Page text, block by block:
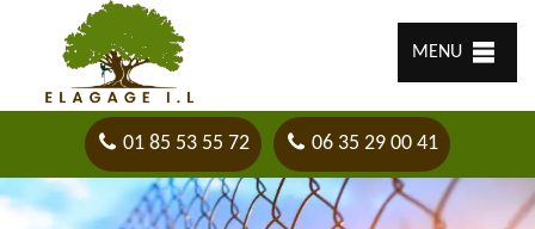
MENU
01 85 53 55 72 06 35 29 00 41